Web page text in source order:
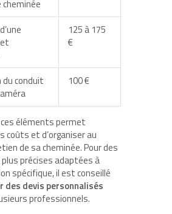
125 à 175
€
conduit
100 €
éléments permet
coûts et d’organiser au
de sa cheminée. Pour des
précises adaptées à
spécifique, il est conseillé
des devis personnalisés
professionnels.